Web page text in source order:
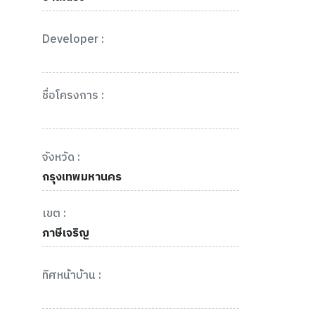
Developer :
ชื่อโครงการ :
จังหวัด :
กรุงเทพมหานคร
เขต :
ภาษีเจริญ
ทิศหน้าบ้าน :